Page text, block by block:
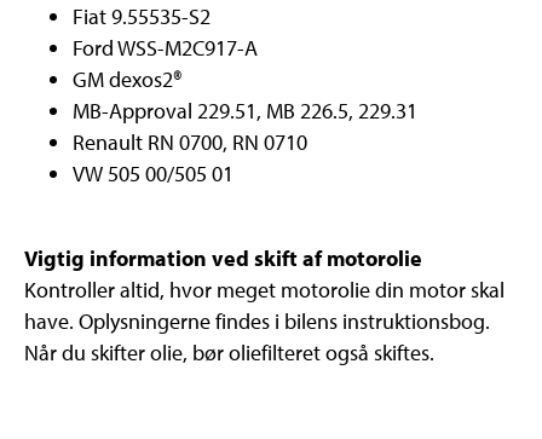
Fiat 9.55535-S2
Ford WSS-M2C917-A
GM dexos2®
MB-Approval 229.51, MB 226.5, 229.31
Renault RN 0700, RN 0710
VW 505 00/505 01
Vigtig information ved skift af motorolie
Kontroller altid, hvor meget motorolie din motor skal
have. Oplysningerne findes i bilens instruktionsbog.
Når du skifter olie, bør oliefilteret også skiftes.